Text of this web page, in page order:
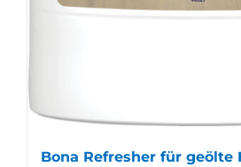
Bona Refresher für geölte